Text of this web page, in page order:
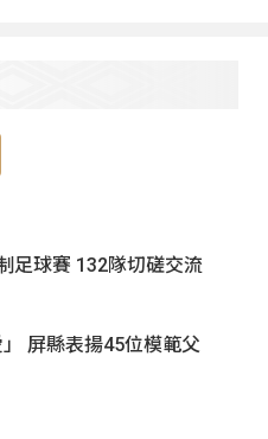
足球賽 132隊切磋交流
」 屏縣表揚45位模範父